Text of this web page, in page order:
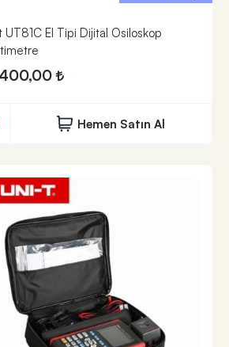
UT81C El Tipi Dijital Osiloskop
Hemen Satın Al